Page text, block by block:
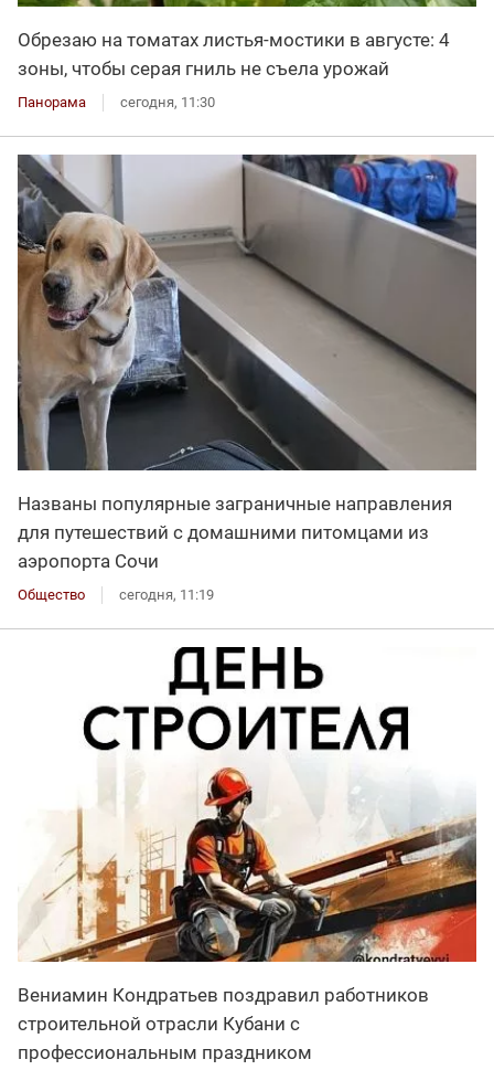
Обрезаю на томатах листья-мостики в августе: 4
зоны, чтобы серая гниль не съела урожай
Панорама сегодня, 11:30
Названы популярные заграничные направления
для путешествий с домашними питомцами из
аэропорта Сочи
Общество сегодня, 11:19
Вениамин Кондратьев поздравил работников
строительной отрасли Кубани с
профессиональным праздником